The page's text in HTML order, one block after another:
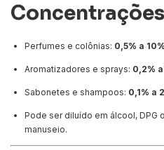
Perfumes e colônias: 0,5% a 10%
Aromatizadores e sprays: 0,2% a
Sabonetes e shampoos: 0,1% a
Pode ser diluído em álcool, DPG
manuseio.